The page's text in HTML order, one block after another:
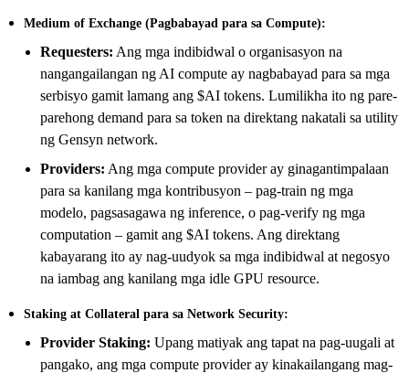
Medium of Exchange (Pagbabayad para sa Compute):
Requesters: Ang mga indibidwal o organisasyon na
nangangailangan ng AI compute ay nagbabayad para sa mga
serbisyo gamit lamang ang $AI tokens. Lumilikha ito ng pare-
parehong demand para sa token na direktang nakatali sa utility
ng Gensyn network.
Providers: Ang mga compute provider ay ginagantimpalaan
para sa kanilang mga kontribusyon – pag-train ng mga
modelo, pagsasagawa ng inference, o pag-verify ng mga
computation – gamit ang $AI tokens. Ang direktang
kabayarang ito ay nag-uudyok sa mga indibidwal at negosyo
na iambag ang kanilang mga idle GPU resource.
Staking at Collateral para sa Network Security:
Provider Staking: Upang matiyak ang tapat na pag-uugali at
pangako, ang mga compute provider ay kinakailangang mag-